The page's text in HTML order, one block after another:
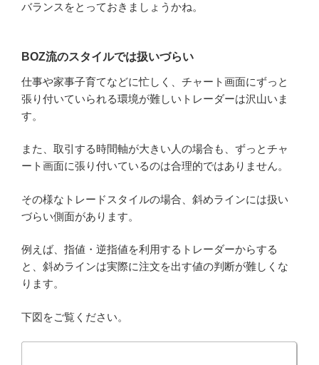
バランスをとっておきましょうかね。
BOZ流のスタイルでは扱いづらい
仕事や家事子育てなどに忙しく、チャート画面にずっと
張り付いていられる環境が難しいトレーダーは沢山いま
す。
また、取引する時間軸が大きい人の場合も、ずっとチャ
ート画面に張り付いているのは合理的ではありません。
その様なトレードスタイルの場合、斜めラインには扱い
づらい側面があります。
例えば、指値・逆指値を利用するトレーダーからする
と、斜めラインは実際に注文を出す値の判断が難しくな
ります。
下図をご覧ください。